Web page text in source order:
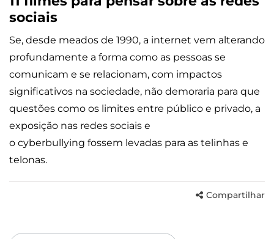
sociais
Se, desde meados de 1990, a internet vem alterando
profundamente a forma como as pessoas se
comunicam e se relacionam, com impactos
significativos na sociedade, não demoraria para que
questões como os limites entre público e privado, a
exposição nas redes sociais e
o cyberbullying fossem levadas para as telinhas e
telonas.
Compartilhar